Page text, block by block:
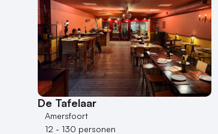
De Tafelaar
Amersfoort
12 - 130 personen